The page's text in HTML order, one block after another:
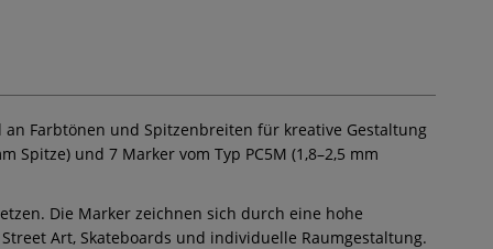
an Farbtönen und Spitzenbreiten für kreative Gestaltung
Spitze) und 7 Marker vom Typ PC5M (1,8–2,5 mm
Die Marker zeichnen sich durch eine hohe
Art, Skateboards und individuelle Raumgestaltung.